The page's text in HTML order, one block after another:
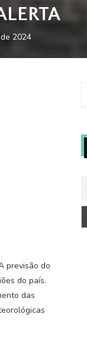
2024
previsão do
do país.
das